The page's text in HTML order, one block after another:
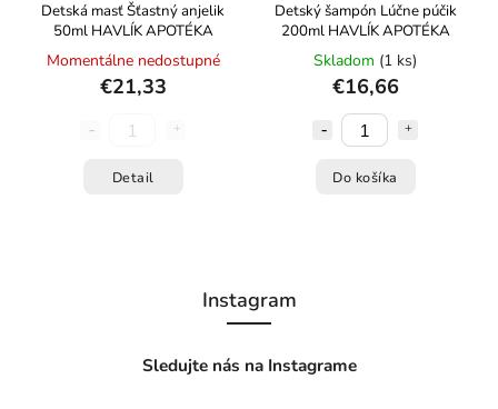
Detská masť Šťastný anjelik
50ml HAVLÍK APOTÉKA
Momentálne nedostupné
€21,33
Detail
Detský šampón Lúčne púčik
200ml HAVLÍK APOTÉKA
Skladom (1 ks)
€16,66
Do košíka
Instagram
Sledujte nás na Instagrame